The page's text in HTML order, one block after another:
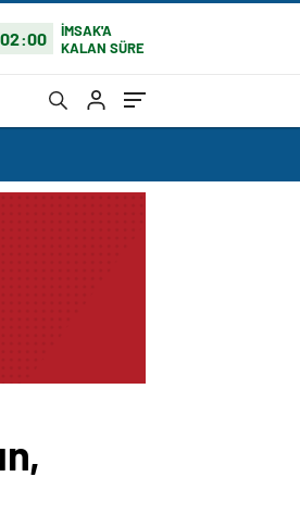
02:00
İMSAK'A
KALAN SÜRE